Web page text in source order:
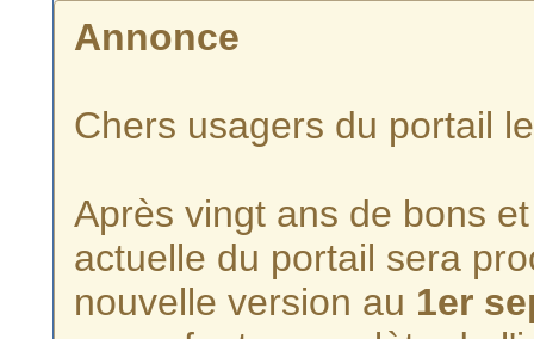
Annonce
Chers usagers du portail
Après vingt ans de bons
actuelle du portail sera
nouvelle version au 1er